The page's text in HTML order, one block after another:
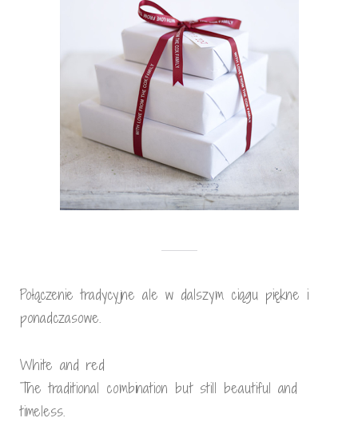
Połączenie tradycyjne ale w dalszym ciągu piękne i
ponadczasowe.
White and red
The traditional combination but still beautiful and
timeless.